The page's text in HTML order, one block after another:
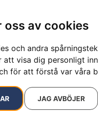
oss av cookies
och andra
visa dig personligt
för att förstå var våra
JAG AVBÖJER